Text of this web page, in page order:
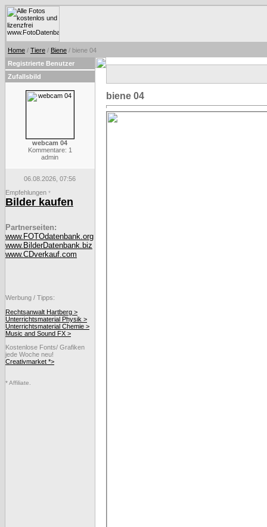
Home / Tiere / Biene / biene 04
Registrierte Benutzer
Zufallsbild
webcam 04
Kommentare: 1
admin
06.08.2026, 07:56
Empfehlungen *
Bilder kaufen
Partnerseiten:
www.FOTOdatenbank.org
www.BilderDatenbank.biz
www.CDverkauf.com
Werbung / Tipps:
Rechtsanwalt Hartberg >
Unterrichtsmaterial Physik >
Unterrichtsmaterial Chemie >
Music and Sound FX >
Kostenlose Fonts/ Grafiken
jede Woche neu!
Creativmarket *>
* Affiliate.
biene 04